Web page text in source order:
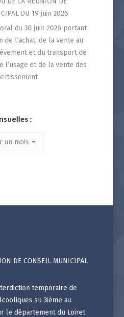
DU 19 juin 2026
du 30 juin 2026 portant
de l’achat, de la vente au
et du transport de
l’usage et de la vente des
:
DE CONSEIL MUNICIPAL
temporaire de
su 3ième au
le département du Loiret